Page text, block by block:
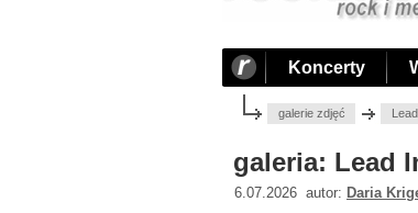
Koncerty
galerie zdjęć
galeria: Lead
6.07.2026 autor: Daria